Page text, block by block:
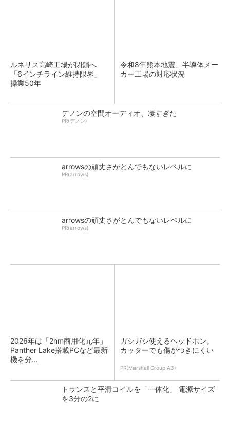
ルネサス高崎工場が閉鎖へ
「6インチライン維持限界」
操業50年
令和8年熊本地震、半導体メー
カー工場の対応状況
デノンの空間オーディオ、凄すぎた
PR(デノン)
arrowsの頑丈さがとんでもないレベルに
PR(arrows)
arrowsの頑丈さがとんでもないレベルに
PR(arrows)
2026年は「2nm商用化元年」
Panther Lake搭載PCなど最新
機を分...
ガシガシ使えるヘッドホン。
カッターでも傷がつきにくい
PR(Marshall Group AB)
トランスと平滑コイルを「一体化」 電源サイズ
を3分の2に